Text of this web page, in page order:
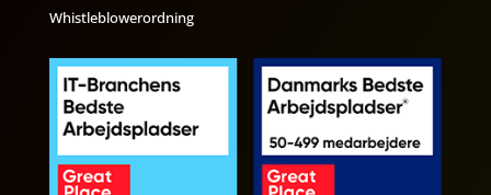
Whistleblowerordning